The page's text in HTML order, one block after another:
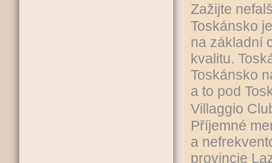
Zažijte
Toskánsko
na základní
kvalitu.
Toskánsko
a to pod
Villaggio
Příjemné
a
provincie